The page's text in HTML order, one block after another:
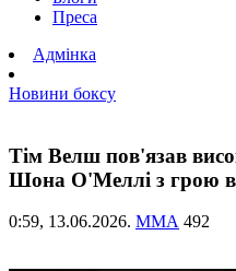
Преса
Адмінка
Новини боксу
Тім Велш пов'язав
Шона О'Меллі з грою
0:59, 13.06.2026. ММА 492